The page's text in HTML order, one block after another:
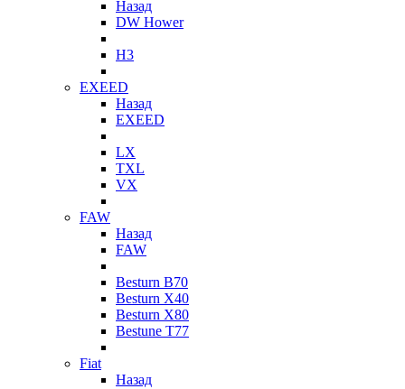
Назад
DW Hower
H3
EXEED
Назад
EXEED
LX
TXL
VX
FAW
Назад
FAW
Besturn B70
Besturn X40
Besturn X80
Bestune T77
Fiat
Назад